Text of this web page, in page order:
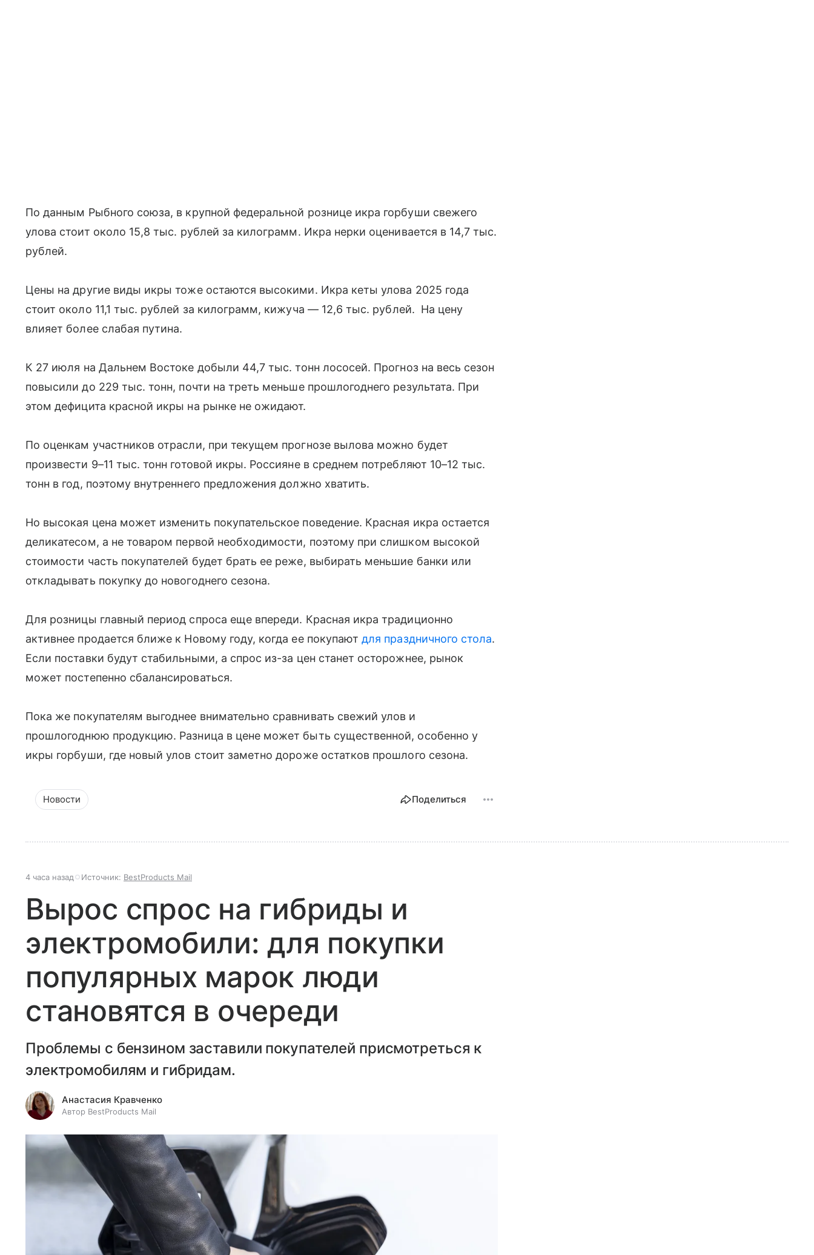
По данным Рыбного союза, в крупной федеральной рознице икра горбуши свежего
улова стоит около 15,8 тыс. рублей за килограмм. Икра нерки оценивается в 14,7 тыс.
рублей.
Цены на другие виды икры тоже остаются высокими. Икра кеты улова 2025 года
стоит около 11,1 тыс. рублей за килограмм, кижуча — 12,6 тыс. рублей. На цену
влияет более слабая путина.
К 27 июля на Дальнем Востоке добыли 44,7 тыс. тонн лососей. Прогноз на весь сезон
повысили до 229 тыс. тонн, почти на треть меньше прошлогоднего результата. При
этом дефицита красной икры на рынке не ожидают.
По оценкам участников отрасли, при текущем прогнозе вылова можно будет
произвести 9–11 тыс. тонн готовой икры. Россияне в среднем потребляют 10–12 тыс.
тонн в год, поэтому внутреннего предложения должно хватить.
Но высокая цена может изменить покупательское поведение. Красная икра остается
деликатесом, а не товаром первой необходимости, поэтому при слишком высокой
стоимости часть покупателей будет брать ее реже, выбирать меньшие банки или
откладывать покупку до новогоднего сезона.
Для розницы главный период спроса еще впереди. Красная икра традиционно
активнее продается ближе к Новому году, когда ее покупаютдля праздничного стола.
Если поставки будут стабильными, а спрос из-за цен станет осторожнее, рынок
может постепенно сбалансироваться.
Пока же покупателям выгоднее внимательно сравнивать свежий улов и
прошлогоднюю продукцию. Разница в цене может быть существенной, особенно у
икры горбуши, где новый улов стоит заметно дороже остатков прошлого сезона.
Новости Поделиться
4 часа назад Источник: BestProducts Mail
Вырос спрос на гибриды и
электромобили: для покупки
популярных марок люди
становятся в очереди
Проблемы с бензином заставили покупателей присмотреться к
электромобилям и гибридам.
Анастасия Кравченко
Автор BestProducts Mail